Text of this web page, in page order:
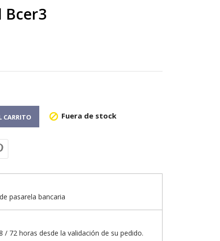
CARRITO  Fuera de stock
pasarela bancaria
/ 72 horas desde la validación de su pedido.